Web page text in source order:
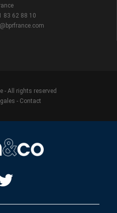
83 62 88 10
- All rights reserved
- Contact